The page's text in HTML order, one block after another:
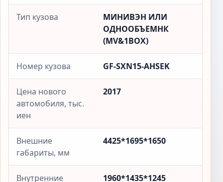
Тип кузова
МИНИВЭН ИЛИ
ОДНООБЪЕМНК
(MV&1BOX)
Номер кузова GF-SXN15-AHSEK
Цена нового
автомобиля, тыс.
иен
2017
Внешние
габариты, мм
4425*1695*1650
Внутренние
1960*1435*1245